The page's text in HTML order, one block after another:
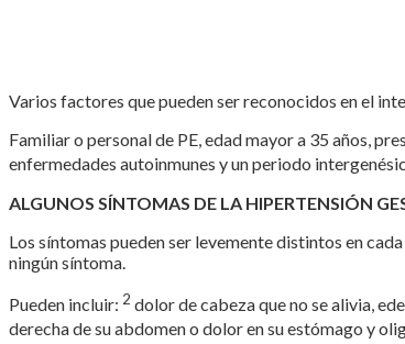
Varios factores que pueden ser reconocidos en el
Familiar o personal de PE, edad mayor a 35 años,
enfermedades autoinmunes y un periodo
ALGUNOS SÍNTOMAS DE LA HIPERTENSIÓN
Los síntomas pueden ser levemente distintos en
ningún síntoma.
Pueden incluir: 2 dolor de cabeza que no se alivia,
derecha de su abdomen o dolor en su estómago y